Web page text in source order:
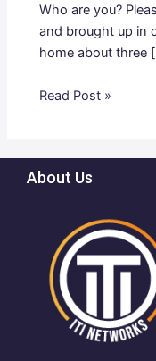
Who are you?
and brought up in
home about three
Read Post »
About Us